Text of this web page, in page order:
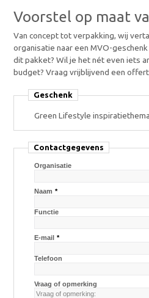
Voorstel op maat
Van concept tot verpakking, wij
organisatie naar een MVO-
dit pakket? Wil je het nét even iets
budget? Vraag vrijblijvend een
Geschenk
Green Lifestyle
Contactgegevens
Organisatie
*
Naam
Functie
*
E-mail
Telefoon
Vraag of opmerking